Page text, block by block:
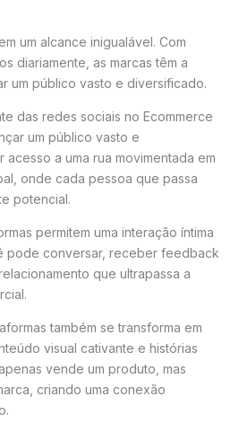
um alcance inigualável. Com
diariamente, as marcas têm a
um público vasto e diversificado.
das redes sociais no Ecommerce
um público vasto e
acesso a uma rua movimentada em
onde cada pessoa que passa
potencial.
permitem uma interação íntima
pode conversar, receber feedback
que ultrapassa a
também se transforma em
visual cativante e histórias
vende um produto, mas
criando uma conexão